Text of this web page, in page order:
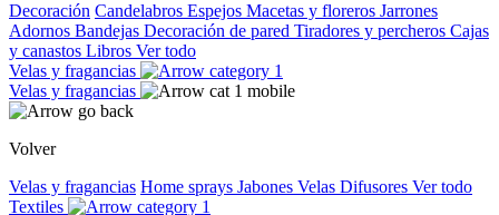
Decoración Candelabros Espejos Macetas y floreros Jarrones
Adornos Bandejas Decoración de pared Tiradores y percheros Cajas
y canastos Libros Ver todo
Velas y fragancias
Velas y fragancias
Volver
Velas y fragancias Home sprays Jabones Velas Difusores Ver todo
Textiles